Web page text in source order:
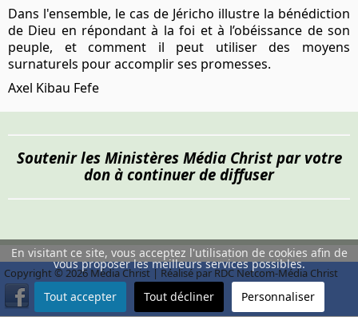
Dans l'ensemble, le cas de Jéricho illustre la bénédiction
de Dieu en répondant à la foi et à l’obéissance de son
peuple, et comment il peut utiliser des moyens
surnaturels pour accomplir ses promesses.
Axel Kibau Fefe
Soutenir les Ministères Média Christ par votre
don à continuer de diffuser
Copyright © 2026 Média Christ | Réalisé par RDC Netcom-Média Christ
En visitant ce site, vous acceptez l'utilisation de cookies afin de
vous proposer les meilleurs services possibles.
Tout accepter Tout décliner Personnaliser